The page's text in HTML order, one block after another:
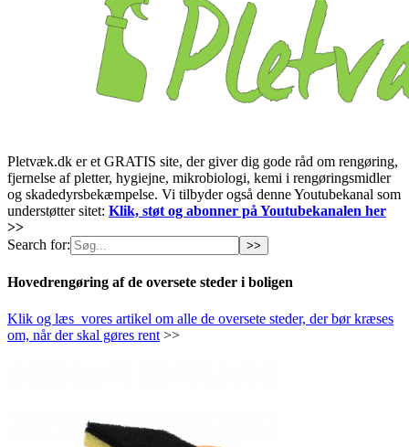
Pletvæk.dk er et GRATIS site, der giver dig gode råd om rengøring,
fjernelse af pletter, hygiejne, mikrobiologi, kemi i rengøringsmidler
og skadedyrsbekæmpelse. Vi tilbyder også denne Youtubekanal som
understøtter sitet: Klik, støt og abonner på Youtubekanalen her
>>
Search for:
Hovedrengøring af de oversete steder i boligen
Klik og læs vores artikel om alle de oversete steder, der bør kræses
om, når der skal gøres rent >>